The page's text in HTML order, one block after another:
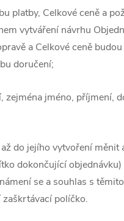
platby, Celkové ceně a
vytváření návrhu
a Celkové ceně
doručení;
jméno, příjmení,
do jejího vytvoření měnit
dokončující
se a souhlas s
políčko.